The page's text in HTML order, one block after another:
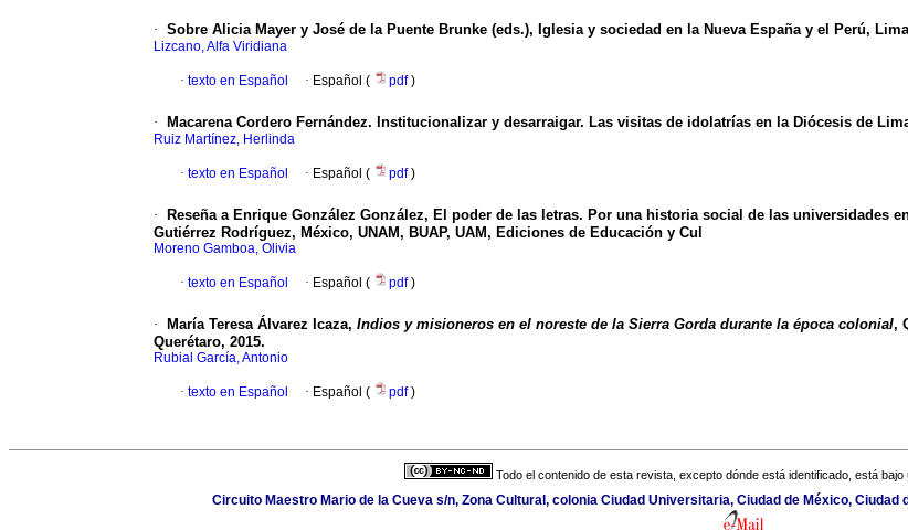
· Sobre Alicia Mayer y José de la Puente Brunke (eds.), Iglesia y sociedad en la Nueva España y el Perú,
Lizcano, Alfa Viridiana
· texto en Español · Español ( pdf)
· Macarena Cordero Fernández. Institucionalizar y desarraigar. Las visitas de idolatrías en la Diócesis de
Ruiz Martínez, Herlinda
· texto en Español · Español ( pdf)
·
Reseña a Enrique González González, El poder de las letras. Por una historia social de las
Gutiérrez Rodríguez, México, UNAM, BUAP, UAM, Ediciones de Educación y Cul
Moreno Gamboa, Olivia
· texto en Español · Español ( pdf)
· María Teresa Álvarez Icaza, Indios y misioneros en el noreste de la Sierra Gorda durante la época colonial,
Querétaro, 2015.
Rubial García, Antonio
· texto en Español · Español ( pdf)
Todo el contenido de esta revista, excepto dónde está identificado, está bajo
Circuito Maestro Mario de la Cueva s/n, Zona Cultural, colonia Ciudad Universitaria, Ciudad de México, Ciudad